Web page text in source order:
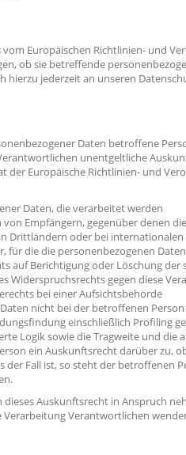
vom Europäischen Richtlinien- und
ob sie betreffende
hierzu jederzeit an unseren
Daten betroffene
unentgeltliche
der Europäische Richtlinien- und
Daten, die verarbeitet werden
Empfängern, gegenüber denen
Drittländern oder bei
für die die personenbezogenen
auf Berichtigung oder Löschung
Widerspruchsrechts gegen diese
bei einer Aufsichtsbehörde
nicht bei der betroffenen
einschließlich Profiling
Logik sowie die Tragweite und
ein Auskunftsrecht darüber zu,
Fall ist, so steht der betroffenen
Auskunftsrecht in Anspruch
Verantwortlichen